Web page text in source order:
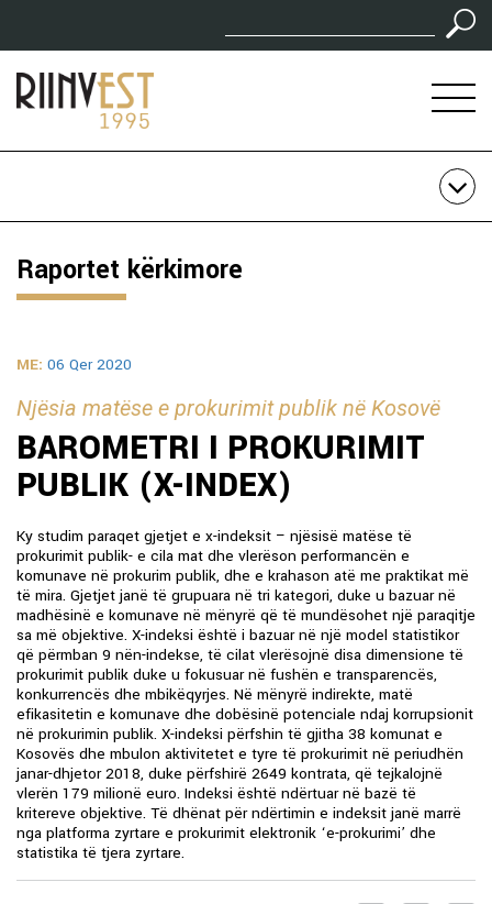
Raportet kërkimore
ME: 06 Qer 2020
Njësia matëse e prokurimit publik në Kosovë
BAROMETRI I PROKURIMIT
PUBLIK (X-INDEX)
Ky studim paraqet gjetjet e x-indeksit – njësisë matëse të
prokurimit publik- e cila mat dhe vlerëson performancën e
komunave në prokurim publik, dhe e krahason atë me praktikat më
të mira. Gjetjet janë të grupuara në tri kategori, duke u bazuar në
madhësinë e komunave në mënyrë që të mundësohet një paraqitje
sa më objektive. X-indeksi është i bazuar në një model statistikor
që përmban 9 nën-indekse, të cilat vlerësojnë disa dimensione të
prokurimit publik duke u fokusuar në fushën e transparencës,
konkurrencës dhe mbikëqyrjes. Në mënyrë indirekte, matë
efikasitetin e komunave dhe dobësinë potenciale ndaj korrupsionit
në prokurimin publik. X-indeksi përfshin të gjitha 38 komunat e
Kosovës dhe mbulon aktivitetet e tyre të prokurimit në periudhën
janar-dhjetor 2018, duke përfshirë 2649 kontrata, që tejkalojnë
vlerën 179 milionë euro. Indeksi është ndërtuar në bazë të
kritereve objektive. Të dhënat për ndërtimin e indeksit janë marrë
nga platforma zyrtare e prokurimit elektronik ‘e-prokurimi’ dhe
statistika të tjera zyrtare.